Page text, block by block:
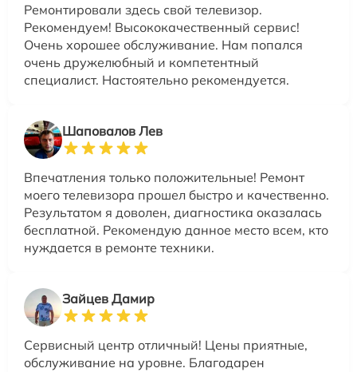
Ремонтировали здесь свой телевизор.
Рекомендуем! Высококачественный сервис!
Очень хорошее обслуживание. Нам попался
очень дружелюбный и компетентный
специалист. Настоятельно рекомендуется.
Шаповалов Лев
Впечатления только положительные! Ремонт
моего телевизора прошел быстро и качественно.
Результатом я доволен, диагностика оказалась
бесплатной. Рекомендую данное место всем, кто
нуждается в ремонте техники.
Зайцев Дамир
Сервисный центр отличный! Цены приятные,
обслуживание на уровне. Благодарен